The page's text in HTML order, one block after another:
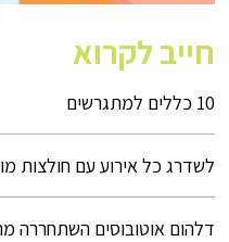
חייב לקרוא
10 כללים למתגרשים
לשדרג כל אירוע עם חולצות
דלהום אוטובוסים השתחררה